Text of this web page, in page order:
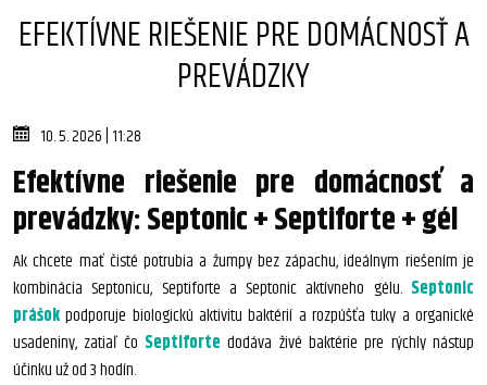
EFEKTÍVNE RIEŠENIE PRE DOMÁCNOSŤ A
PREVÁDZKY
10. 5. 2026 | 11:28
Efektívne riešenie pre domácnosť a
prevádzky: Septonic + Septiforte + gél
Ak chcete mať čisté potrubia a žumpy bez zápachu, ideálnym riešením je
kombinácia Septonicu, Septiforte a Septonic aktívneho gélu. Septonic
prášok podporuje biologickú aktivitu baktérií a rozpúšťa tuky a organické
usadeniny, zatiaľ čo Septiforte dodáva živé baktérie pre rýchly nástup
účinku už od 3 hodín.